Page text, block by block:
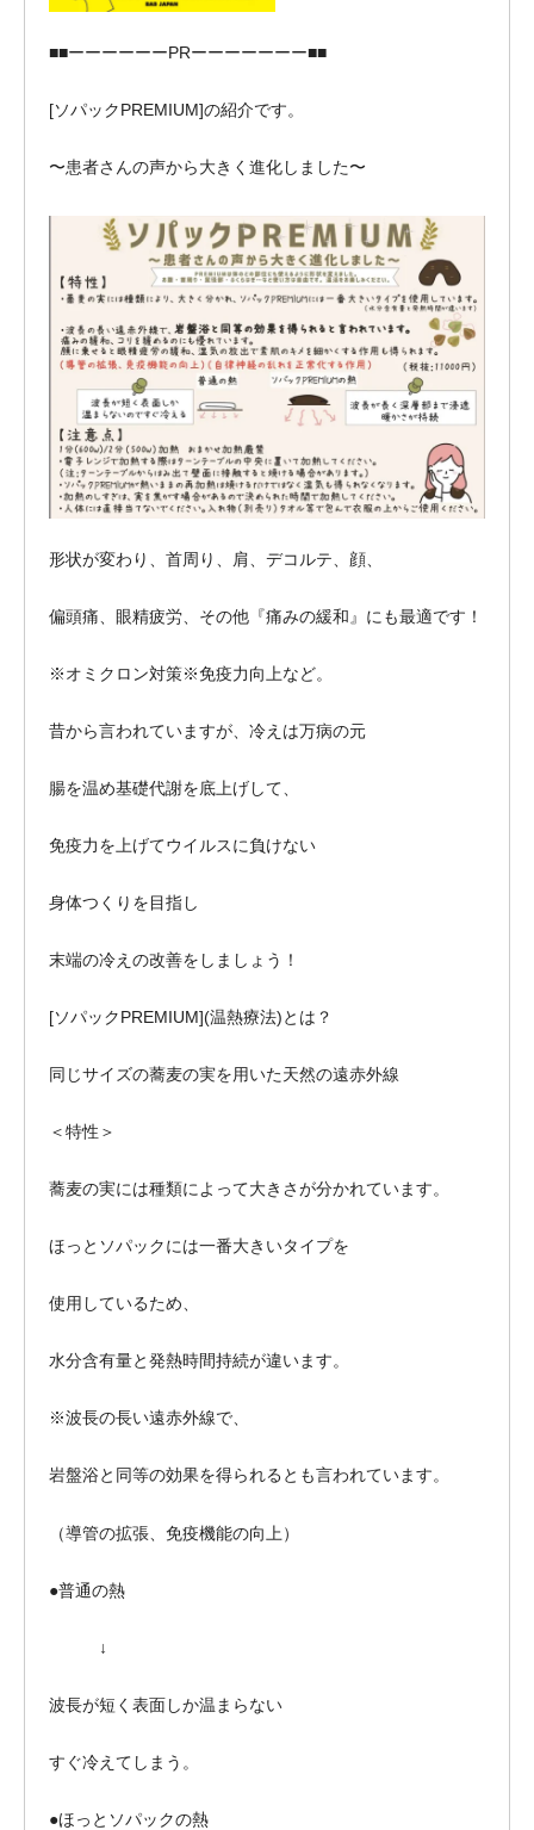
■■ーーーーーーPRーーーーーーー■■
[ソパックPREMIUM]の紹介です。
〜患者さんの声から大きく進化しました〜
形状が変わり、首周り、肩、デコルテ、顔、
偏頭痛、眼精疲労、その他『痛みの緩和』にも最適です！
※オミクロン対策※免疫力向上など。
昔から言われていますが、冷えは万病の元
腸を温め基礎代謝を底上げして、
免疫力を上げてウイルスに負けない
身体つくりを目指し
末端の冷えの改善をしましょう！
[ソパックPREMIUM](温熱療法)とは？
同じサイズの蕎麦の実を用いた天然の遠赤外線
＜特性＞
蕎麦の実には種類によって大きさが分かれています。
ほっとソパックには一番大きいタイプを
使用しているため、
水分含有量と発熱時間持続が違います。
※波長の長い遠赤外線で、
岩盤浴と同等の効果を得られるとも言われています。
（導管の拡張、免疫機能の向上）
●普通の熱
↓
波長が短く表面しか温まらない
すぐ冷えてしまう。
●ほっとソパックの熱